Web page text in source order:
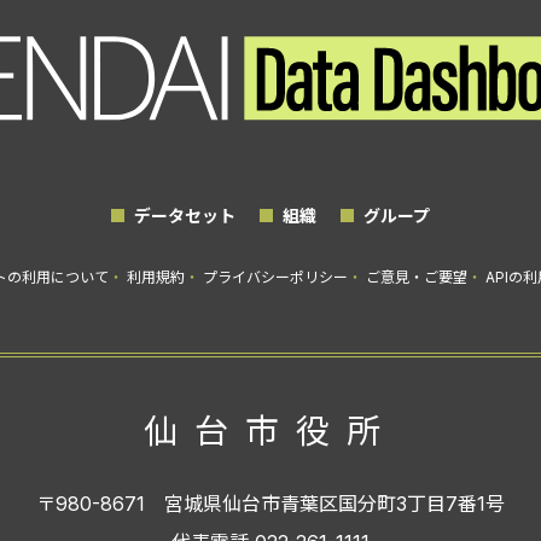
データセット 組織 グループ
の利用について 利用規約 プライバシーポリシー ご意見・ご要望 APIの
仙台市役所
〒980-8671
宮城県仙台市青葉区国分町3丁目7番1号